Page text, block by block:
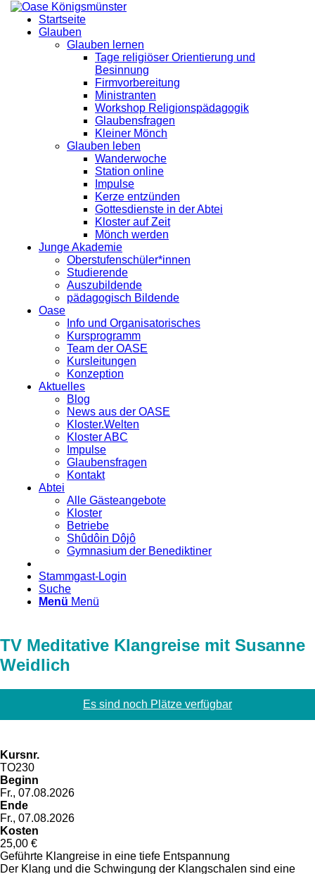
Startseite
Glauben
Glauben lernen
Tage religiöser Orientierung und
Besinnung
Firmvorbereitung
Ministranten
Workshop Religionspädagogik
Glaubensfragen
Kleiner Mönch
Glauben leben
Wanderwoche
Station online
Impulse
Kerze entzünden
Gottesdienste in der Abtei
Kloster auf Zeit
Mönch werden
Junge Akademie
Oberstufenschüler*innen
Studierende
Auszubildende
pädagogisch Bildende
Oase
Info und Organisatorisches
Kursprogramm
Team der OASE
Kursleitungen
Konzeption
Aktuelles
Blog
News aus der OASE
Kloster.Welten
Kloster ABC
Impulse
Glaubensfragen
Kontakt
Abtei
Alle Gästeangebote
Kloster
Betriebe
Shûdôin Dôjô
Gymnasium der Benediktiner
Stammgast-Login
Suche
Menü Menü
TV Meditative Klangreise mit Susanne
Weidlich
Es sind noch Plätze verfügbar
Kursnr.
TO230
Beginn
Fr., 07.08.2026
Ende
Fr., 07.08.2026
Kosten
25,00 €
Geführte Klangreise in eine tiefe Entspannung
Der Klang und die Schwingung der Klangschalen sind eine